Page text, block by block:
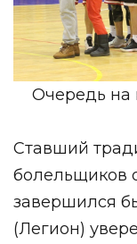
Очередь на
Ставший
болельщиков
завершился
(Легион)